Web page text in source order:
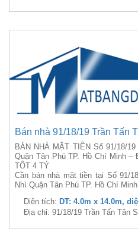
Bán nhà 91/18/19 Trần Tấn
BÁN NHÀ MẶT TIỀN Số 91/18/
Quận Tân Phú TP. Hồ Chí Minh
TỐT 4 TỶ
Cần bán nhà mặt tiền tại Số 91/
Nhì Quận Tân Phú TP. Hồ Chí
Diện tích: DT: 4.0m x 14.0m,
Địa chỉ: 91/18/19 Trần Tấn Tân